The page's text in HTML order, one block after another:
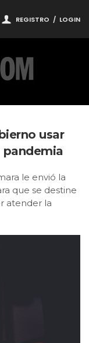
REGISTRO / LOGIN
usar
pandemia
le envió la
que se destine
atender la